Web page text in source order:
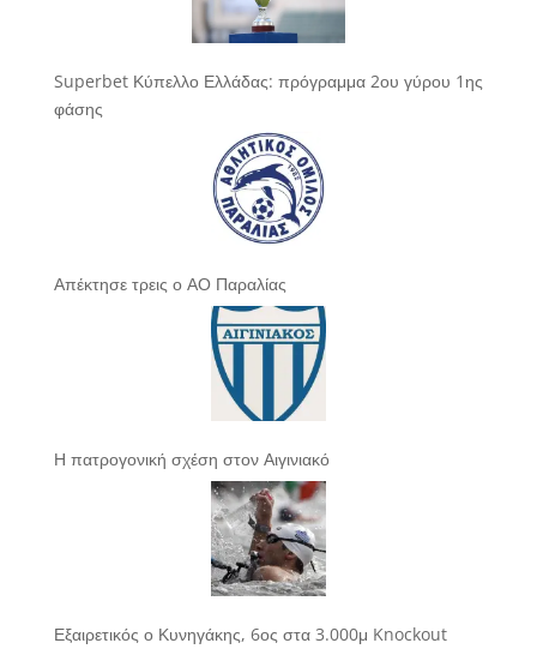
Superbet Κύπελλο Ελλάδας: πρόγραμμα 2ου γύρου 1ης
φάσης
Απέκτησε τρεις ο ΑΟ Παραλίας
Η πατρογονική σχέση στον Αιγινιακό
Εξαιρετικός ο Κυνηγάκης, 6ος στα 3.000μ Knockout